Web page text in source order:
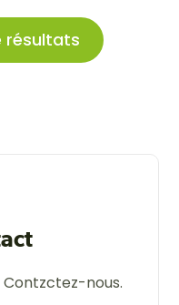
résultats
Contzctez-nous.